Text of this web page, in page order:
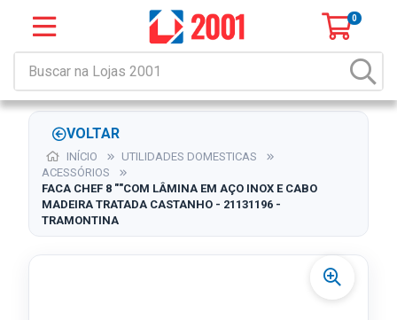
0
VOLTAR
INÍCIO
UTILIDADES DOMESTICAS
ACESSÓRIOS
FACA CHEF 8 ""COM LÂMINA EM AÇO INOX E CABO
MADEIRA TRATADA CASTANHO - 21131196 -
TRAMONTINA